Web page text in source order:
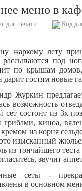
меню в
для печати Код
жаркому лету
рассыпаются под
по крышам
гостям новые
Журкин
возможность
сет состоит из 3х
грибами, киноа,
из корня
изысканный
из тончайшего
звучит
сеты -
в основном